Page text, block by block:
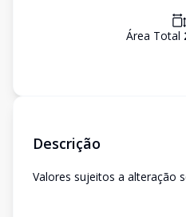
Área Total
Descrição
Valores sujeitos a alteração